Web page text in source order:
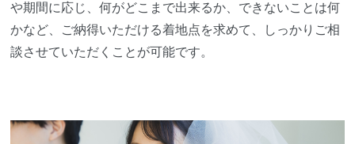
や期間に応じ、何がどこまで出来るか、できないことは何
かなど、ご納得いただける着地点を求めて、しっかりご相
談させていただくことが可能です。